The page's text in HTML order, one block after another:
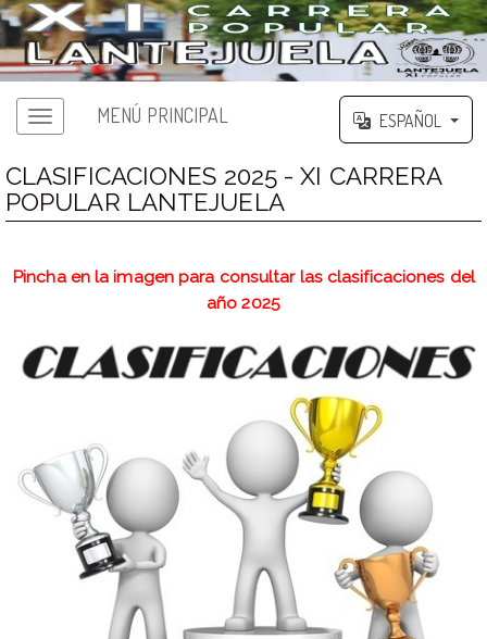
MENÚ PRINCIPAL ESPAÑOL
CLASIFICACIONES 2025 - XI CARRERA
POPULAR LANTEJUELA
Pincha en la imagen para consultar las clasificaciones del
año 2025